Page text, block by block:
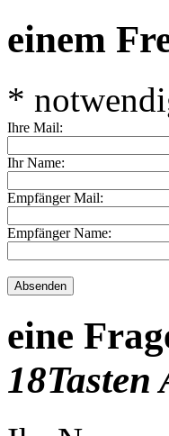
einem
*
Ihre Mail:
Ihr Name:
Empfänger Mail:
Empfänger Name:
Absenden
eine
18Tasten